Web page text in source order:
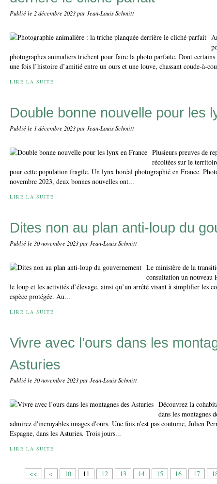
Publié le 2 décembre 2023par Jean-Louis Schmitt
photographes animaliers trichent pour faire la photo parfaite. Dont
une fois l’histoire d’amitié entre un ours et une louve, chassant coude-à-
LIRE LA SUITE
Double bonne nouvelle pour les
Publié le 1 décembre 2023par Jean-Louis Schmitt
Plusieurs preuves de
récoltées sur le
pour cette population fragile. Un lynx boréal photographié en France.
novembre 2023, deux bonnes nouvelles ont...
LIRE LA SUITE
Dites non au plan anti-loup du
Publié le 30 novembre 2023par Jean-Louis Schmitt
Le ministère de la
consultation un nouveau
le loup et les activités d’élevage, ainsi qu’un arrêté visant à simplifier les
espèce protégée. Au...
LIRE LA SUITE
Vivre avec l’ours dans les
Asturies
Publié le 30 novembre 2023par Jean-Louis Schmitt
Découvrez la
dans les montagnes
admirez d'incroyables images d'ours. Une fois n'est pas coutume, Julien
Espagne, dans les Asturies. Trois jours...
LIRE LA SUITE
<< < 10 11 12 13 14 15 16 17